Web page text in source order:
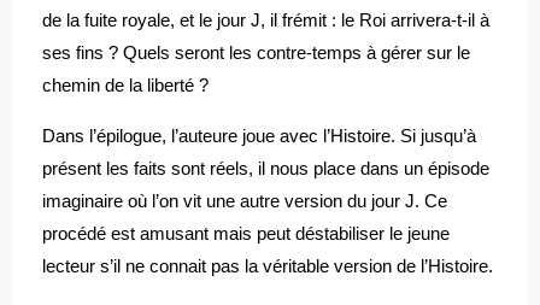
de la fuite royale, et le jour J, il frémit : le Roi arrivera-t-il à
ses fins ? Quels seront les contre-temps à gérer sur le
chemin de la liberté ?
Dans l’épilogue, l’auteure joue avec l’Histoire. Si jusqu’à
présent les faits sont réels, il nous place dans un épisode
imaginaire où l’on vit une autre version du jour J. Ce
procédé est amusant mais peut déstabiliser le jeune
lecteur s’il ne connait pas la véritable version de l’Histoire.